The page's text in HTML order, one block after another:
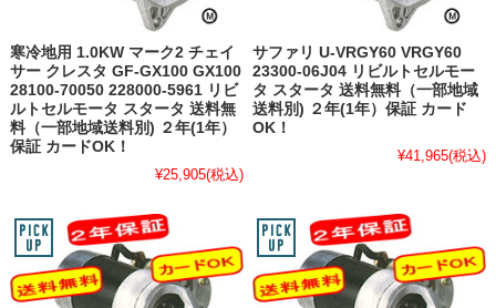
寒冷地用 1.0KW マーク2 チェイ
サー クレスタ GF-GX100 GX100
28100-70050 228000-5961 リビ
ルトセルモータ スタータ 送料無
料（一部地域送料別) ２年(1年）
保証 カードOK！
¥25,905(税込)
サファリ U-VRGY60 VRGY60
23300-06J04 リビルトセルモー
タ スタータ 送料無料（一部地域
送料別) ２年(1年）保証 カード
OK！
¥41,965(税込)